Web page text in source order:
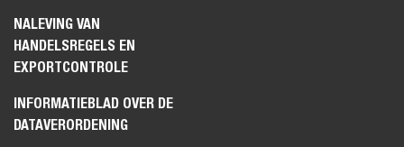
NALEVING VAN
HANDELSREGELS EN
EXPORTCONTROLE
INFORMATIEBLAD OVER DE
DATAVERORDENING